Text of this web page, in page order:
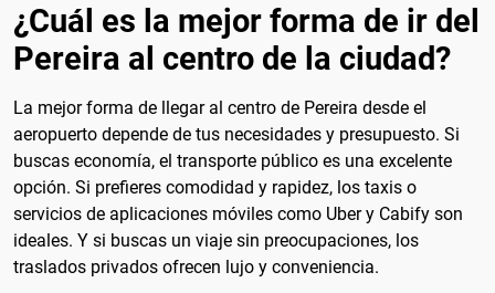
¿Cuál es la mejor forma de ir del
Pereira al centro de la ciudad?
La mejor forma de llegar al centro de Pereira desde el
aeropuerto depende de tus necesidades y presupuesto. Si
buscas economía, el transporte público es una excelente
opción. Si prefieres comodidad y rapidez, los taxis o
servicios de aplicaciones móviles como Uber y Cabify son
ideales. Y si buscas un viaje sin preocupaciones, los
traslados privados ofrecen lujo y conveniencia.